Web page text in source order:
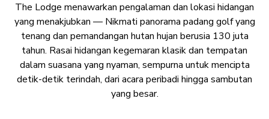
The Lodge menawarkan pengalaman dan lokasi hidangan
yang menakjubkan — Nikmati panorama padang golf yang
tenang dan pemandangan hutan hujan berusia 130 juta
tahun. Rasai hidangan kegemaran klasik dan tempatan
dalam suasana yang nyaman, sempurna untuk mencipta
detik-detik terindah, dari acara peribadi hingga sambutan
yang besar.